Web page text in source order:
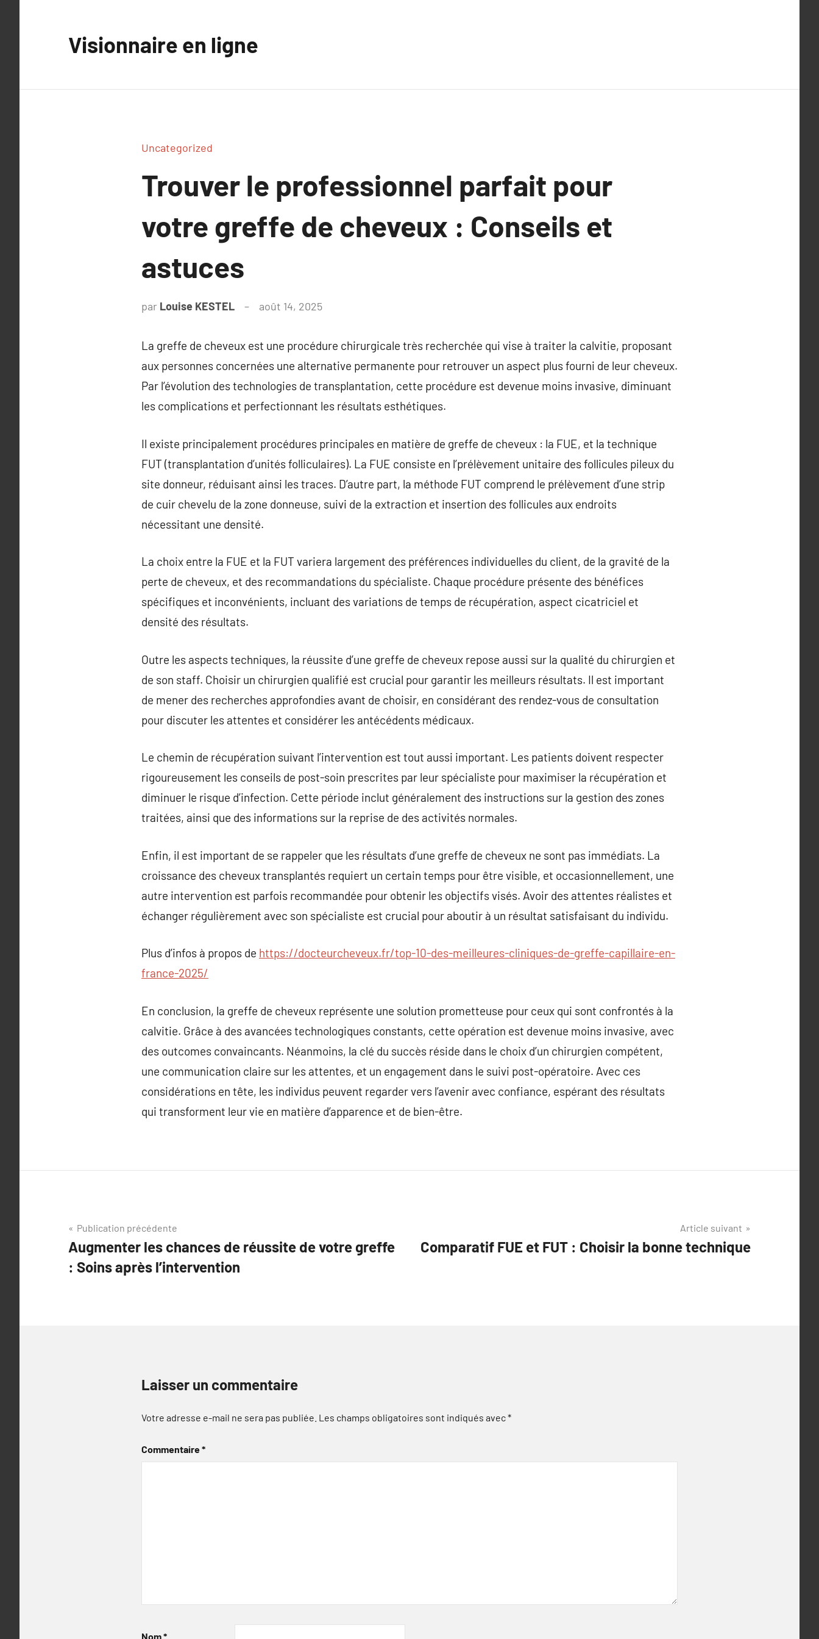
Visionnaire en ligne
Uncategorized
Trouver le professionnel parfait pour
votre greffe de cheveux : Conseils et
astuces
par Louise KESTEL août 14, 2025
La greffe de cheveux est une procédure chirurgicale très recherchée qui vise à traiter la calvitie, proposant
aux personnes concernées une alternative permanente pour retrouver un aspect plus fourni de leur cheveux.
Par l’évolution des technologies de transplantation, cette procédure est devenue moins invasive, diminuant
les complications et perfectionnant les résultats esthétiques.
Il existe principalement procédures principales en matière de greffe de cheveux : la FUE, et la technique
FUT (transplantation d’unités folliculaires). La FUE consiste en l’prélèvement unitaire des follicules pileux du
site donneur, réduisant ainsi les traces. D’autre part, la méthode FUT comprend le prélèvement d’une strip
de cuir chevelu de la zone donneuse, suivi de la extraction et insertion des follicules aux endroits
nécessitant une densité.
La choix entre la FUE et la FUT variera largement des préférences individuelles du client, de la gravité de la
perte de cheveux, et des recommandations du spécialiste. Chaque procédure présente des bénéfices
spécifiques et inconvénients, incluant des variations de temps de récupération, aspect cicatriciel et
densité des résultats.
Outre les aspects techniques, la réussite d’une greffe de cheveux repose aussi sur la qualité du chirurgien et
de son staff. Choisir un chirurgien qualifié est crucial pour garantir les meilleurs résultats. Il est important
de mener des recherches approfondies avant de choisir, en considérant des rendez-vous de consultation
pour discuter les attentes et considérer les antécédents médicaux.
Le chemin de récupération suivant l’intervention est tout aussi important. Les patients doivent respecter
rigoureusement les conseils de post-soin prescrites par leur spécialiste pour maximiser la récupération et
diminuer le risque d’infection. Cette période inclut généralement des instructions sur la gestion des zones
traitées, ainsi que des informations sur la reprise de des activités normales.
Enfin, il est important de se rappeler que les résultats d’une greffe de cheveux ne sont pas immédiats. La
croissance des cheveux transplantés requiert un certain temps pour être visible, et occasionnellement, une
autre intervention est parfois recommandée pour obtenir les objectifs visés. Avoir des attentes réalistes et
échanger régulièrement avec son spécialiste est crucial pour aboutir à un résultat satisfaisant du individu.
Plus d’infos à propos de https://docteurcheveux.fr/top-10-des-meilleures-cliniques-de-greffe-capillaire-en-
france-2025/
En conclusion, la greffe de cheveux représente une solution prometteuse pour ceux qui sont confrontés à la
calvitie. Grâce à des avancées technologiques constants, cette opération est devenue moins invasive, avec
des outcomes convaincants. Néanmoins, la clé du succès réside dans le choix d’un chirurgien compétent,
une communication claire sur les attentes, et un engagement dans le suivi post-opératoire. Avec ces
considérations en tête, les individus peuvent regarder vers l’avenir avec confiance, espérant des résultats
qui transforment leur vie en matière d’apparence et de bien-être.
Navigation
de
l’article
Publication précédente
Augmenter les chances de réussite de votre greffe
: Soins après l’intervention
Article suivant
Comparatif FUE et FUT : Choisir la bonne technique
Laisser un commentaire
Votre adresse e-mail ne sera pas publiée. Les champs obligatoires sont indiqués avec*
Commentaire*
Nom*